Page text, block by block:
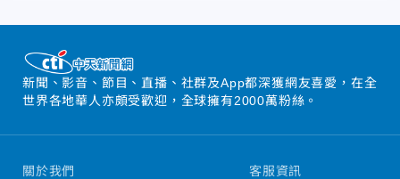
新聞、影音、節目、直播、社群及App都深獲網友喜愛，在全
世界各地華人亦頗受歡迎，全球擁有2000萬粉絲。
關於我們 客服資訊